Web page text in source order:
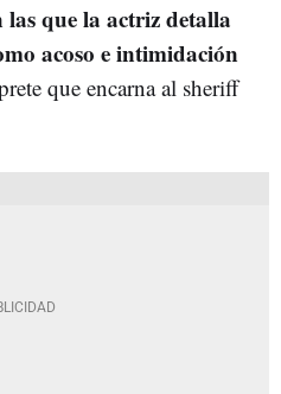
las que la actriz detalla
acoso e intimidación
que encarna al sheriff